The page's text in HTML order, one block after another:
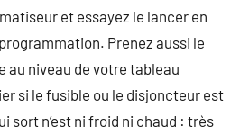
et essayez le lancer en
Prenez aussi le
au niveau de votre tableau
si le fusible ou le disjoncteur est
sort n’est ni froid ni chaud : très